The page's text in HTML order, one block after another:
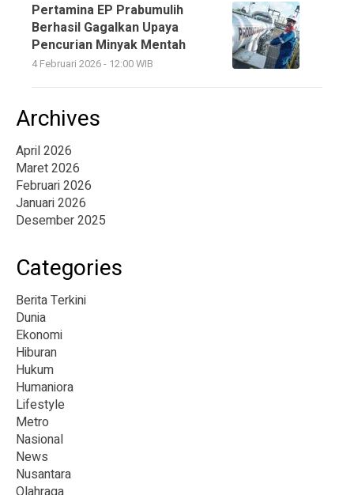
Pertamina EP Prabumulih
Berhasil Gagalkan Upaya
Pencurian Minyak Mentah
4 Februari 2026 - 12:00 WIB
Archives
April 2026
Maret 2026
Februari 2026
Januari 2026
Desember 2025
Categories
Berita Terkini
Dunia
Ekonomi
Hiburan
Hukum
Humaniora
Lifestyle
Metro
Nasional
News
Nusantara